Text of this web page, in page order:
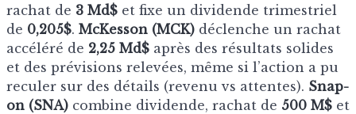
rachat de 3 Md$ et fixe un dividende trimestriel
de 0,205$. McKesson (MCK) déclenche un rachat
accéléré de 2,25 Md$ après des résultats solides
et des prévisions relevées, même si l’action a pu
reculer sur des détails (revenu vs attentes). Snap-
on (SNA) combine dividende, rachat de 500 M$ et